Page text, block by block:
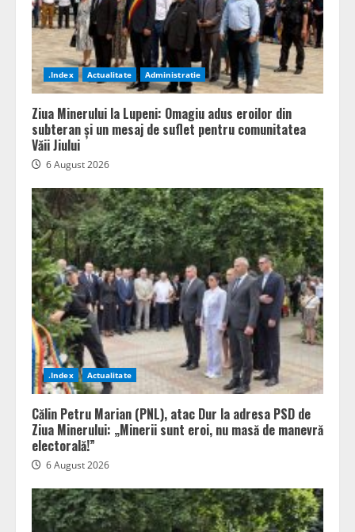
.Index Actualitate Administratie
Ziua Minerului la Lupeni: Omagiu adus eroilor din
subteran și un mesaj de suflet pentru comunitatea
Văii Jiului
6 August 2026
.Index Actualitate
Călin Petru Marian (PNL), atac Dur la adresa PSD de
Ziua Minerului: „Minerii sunt eroi, nu masă de manevră
electorală!”
6 August 2026